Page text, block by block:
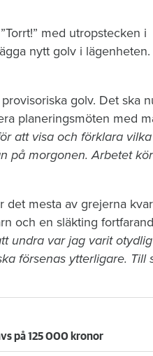
med utropstecken i
nytt golv i
golv. Det ska
planeringsmöten med
att visa och förklara
på morgonen. Arbetet
det mesta av grejerna
och en släkting
undra var jag varit
försenas ytterligare. Till
på 125 000 kronor